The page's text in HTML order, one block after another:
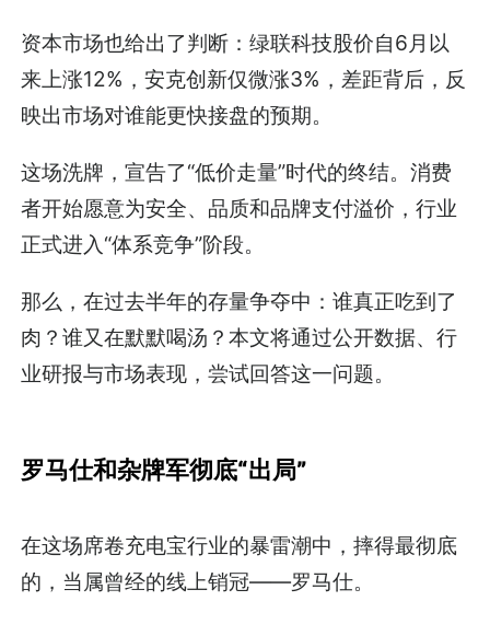
资本市场也给出了判断：绿联科技股价自6月以
来上涨12%，安克创新仅微涨3%，差距背后，反
映出市场对谁能更快接盘的预期。
这场洗牌，宣告了“低价走量”时代的终结。消费
者开始愿意为安全、品质和品牌支付溢价，行业
正式进入“体系竞争”阶段。
那么，在过去半年的存量争夺中：谁真正吃到了
肉？谁又在默默喝汤？本文将通过公开数据、行
业研报与市场表现，尝试回答这一问题。
罗马仕和杂牌军彻底“出局”
在这场席卷充电宝行业的暴雷潮中，摔得最彻底
的，当属曾经的线上销冠——罗马仕。